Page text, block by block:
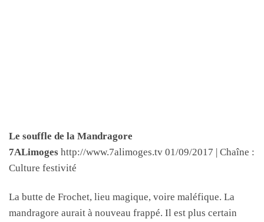
Le souffle de la Mandragore
7ALimoges http://www.7alimoges.tv 01/09/2017 | Chaîne :
Culture festivité
La butte de Frochet, lieu magique, voire maléfique. La
mandragore aurait à nouveau frappé. Il est plus certain